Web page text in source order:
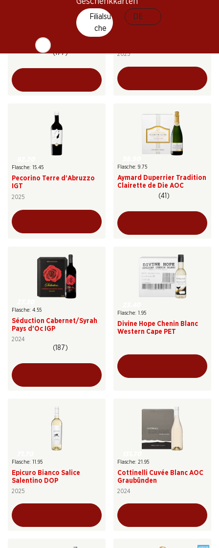
Filialsu
che
DE
Mauler Cordon Rosé Demi-
(177)
59.70
Flasche: 9.95
2025
Flasche: 15.45
Pecorino Terre d'Abruzzo
IGT
2025
Flasche: 9.75
Aymard Duperrier Tradition
Clairette de Die AOC
(41)
Flasche: 4.55
Séduction Cabernet/Syrah
Pays d’Oc IGP
2024
(187)
Flasche: 1.95
Divine Hope Chenin Blanc
Western Cape PET
Flasche: 11.95
Epicuro Bianco Salice
Salentino DOP
2025
Flasche: 21.95
Cottinelli Cuvée Blanc AOC
Graubünden
2024